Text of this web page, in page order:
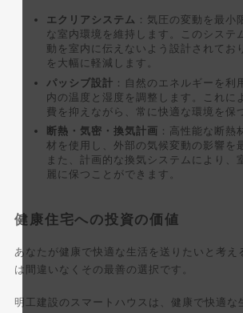
エクリアシステム ：気圧の変動を最小
な室内環境を維持します。このシステ
動を室内に伝えないよう設計されてお
を大幅に軽減します。
パッシブ設計 ：自然のエネルギーを利
内の温度と湿度を調整します。これに
費を抑えながら、常に快適な環境を保
断熱・気密・換気計画 ：高性能な断熱
材を使用し、外部の気候変動の影響を
また、計画的な換気システムにより、
麗に保つことができます。
健康住宅への投資の価値
あなたが健康で快適な生活を送りたいと考え
は間違いなくその最善の選択です。
明工建設のスマートハウスは、健康で快適な